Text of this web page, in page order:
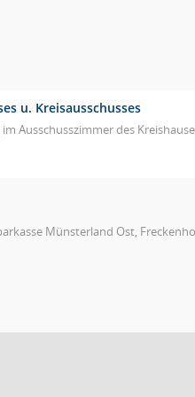
u. Kreisausschusses
Ausschusszimmer des
Münsterland Ost,